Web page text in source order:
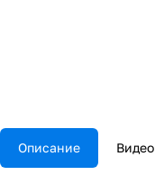
Описание Видео